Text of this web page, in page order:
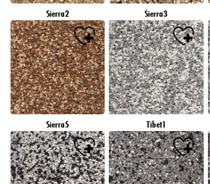
Sierra2 Sierra3
Sierra5 Tibet1